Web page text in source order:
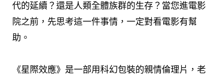
代的延續？還是人類全體族群的生存？當您進電影
院之前，先思考這一件事情，一定對看電影有幫
助。
《星際效應》是一部用科幻包裝的親情倫理片，老